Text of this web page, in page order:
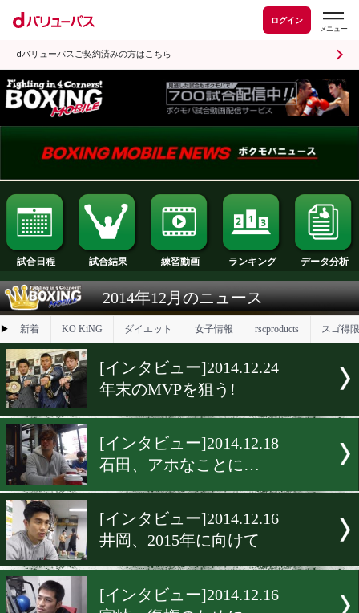
ログイン
dバリューパスご契約済みの方はこちら
試合日程 試合結果 練習動画 ランキング
2014年12月のニュース
▶ 新着 KO KiNG ダイエット
[インタビュー]2014.12.24
年末のMVPを狙う!
[インタビュー]2014.12.18